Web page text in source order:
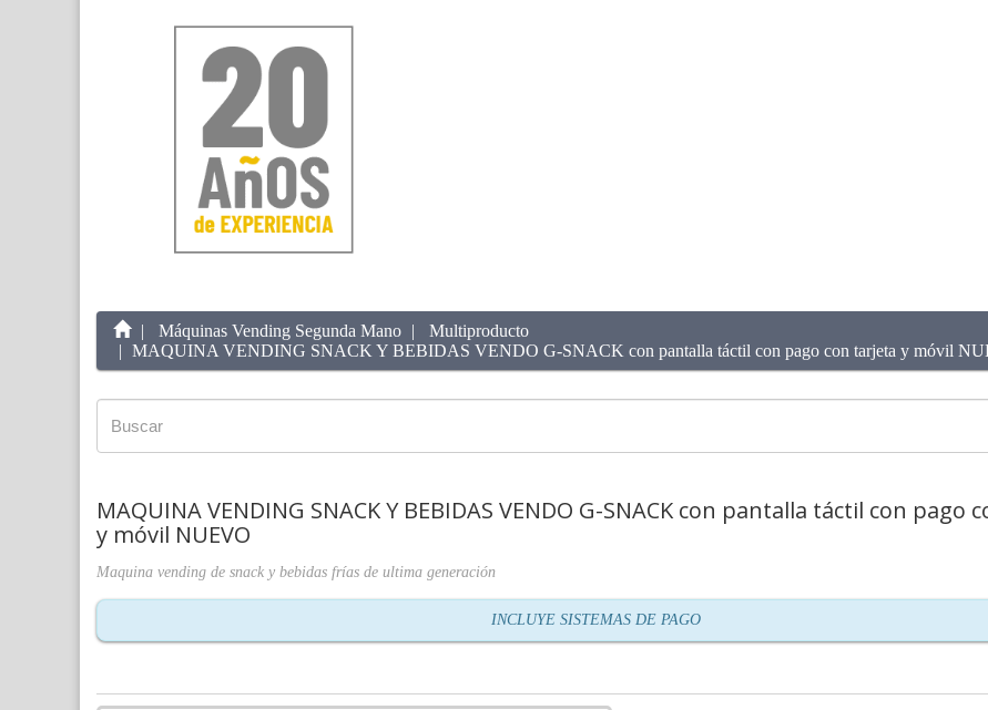
Máquinas Vending Segunda Mano
Multiproducto
MAQUINA VENDING SNACK Y BEBIDAS VENDO G-SNACK con pantalla táctil con pago con tarjeta y móvil
MAQUINA VENDING SNACK Y BEBIDAS VENDO G-SNACK con pantalla táctil con pago
y móvil NUEVO
Maquina vending de snack y bebidas frías de ultima generación
INCLUYE SISTEMAS DE PAGO